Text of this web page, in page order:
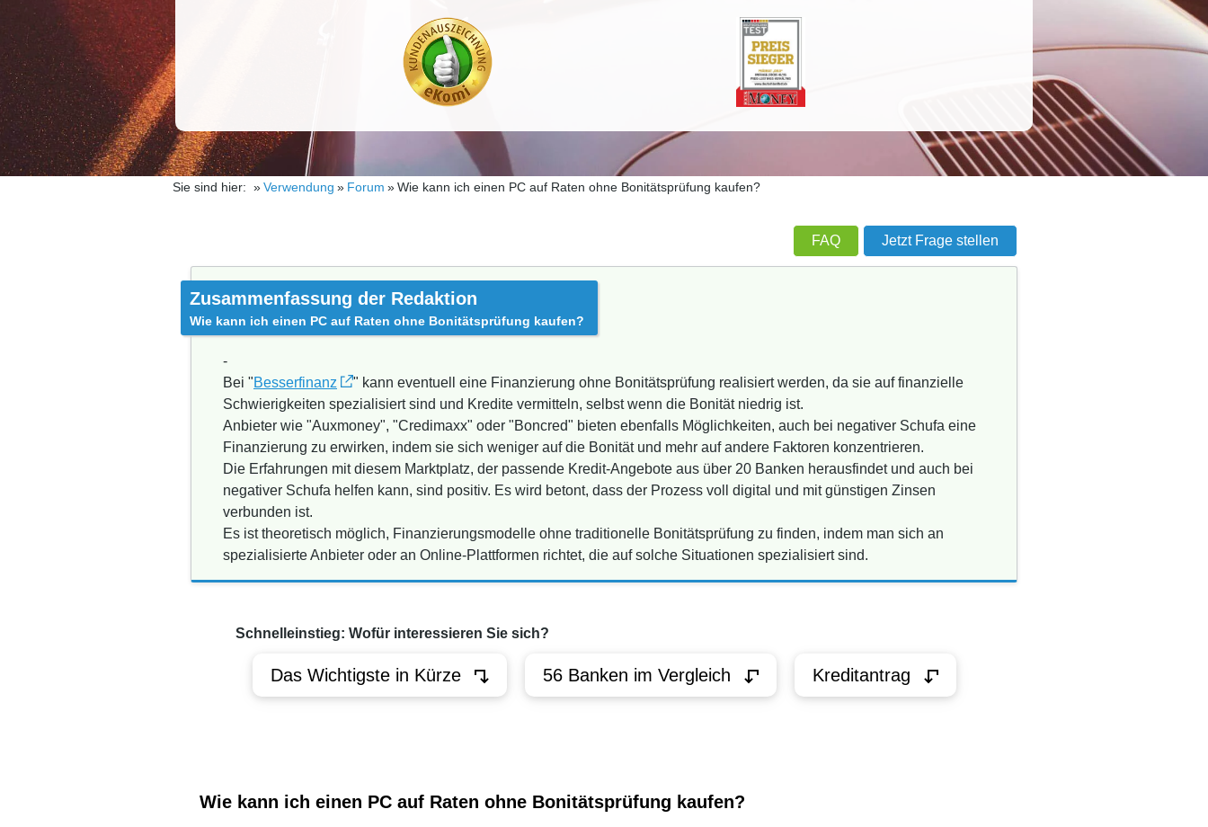
Sie sind hier: Verwendung Forum Wie kann ich einen PC auf Raten ohne Bonitätsprüfung kaufen?
FAQ Jetzt Frage stellen
Zusammenfassung der Redaktion
Wie kann ich einen PC auf Raten ohne Bonitätsprüfung kaufen?
-
Bei "Besserfinanz
" kann eventuell eine Finanzierung ohne Bonitätsprüfung realisiert werden, da sie auf finanzielle
Schwierigkeiten spezialisiert sind und Kredite vermitteln, selbst wenn die Bonität niedrig ist.
Anbieter wie "Auxmoney", "Credimaxx" oder "Boncred" bieten ebenfalls Möglichkeiten, auch bei negativer Schufa eine
Finanzierung zu erwirken, indem sie sich weniger auf die Bonität und mehr auf andere Faktoren konzentrieren.
Die Erfahrungen mit diesem Marktplatz, der passende Kredit-Angebote aus über 20 Banken herausfindet und auch bei
negativer Schufa helfen kann, sind positiv. Es wird betont, dass der Prozess voll digital und mit günstigen Zinsen
verbunden ist.
Es ist theoretisch möglich, Finanzierungsmodelle ohne traditionelle Bonitätsprüfung zu finden, indem man sich an
spezialisierte Anbieter oder an Online-Plattformen richtet, die auf solche Situationen spezialisiert sind.
Schnelleinstieg: Wofür interessieren Sie sich?
Das Wichtigste in Kürze 56 Banken im Vergleich Kreditantrag
Wie kann ich einen PC auf Raten ohne Bonitätsprüfung kaufen?